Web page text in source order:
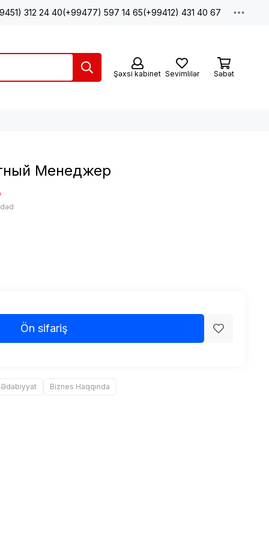
312 24 40(+99477) 597 14 65(+99412) 431 40 67
Şəxsi kabinet Sevimlilər Səbət
Менеджер
Ön sifariş
Biznes Haqqında